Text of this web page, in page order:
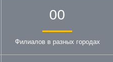
00
Филиалов в разных городах